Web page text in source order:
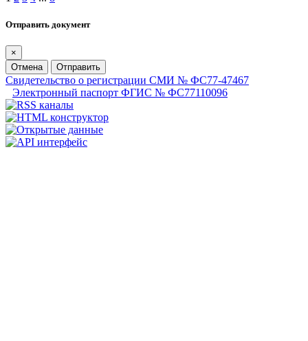
Отправить документ
×
Отмена
Отправить
Свидетельство о регистрации СМИ № ФС77-47467
Электронный паспорт ФГИС № ФС77110096